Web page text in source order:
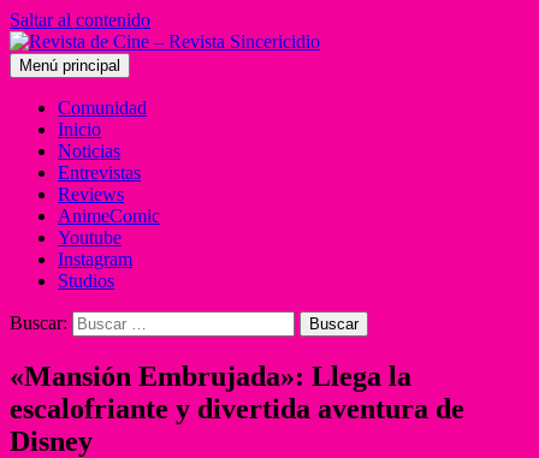
Saltar al contenido
Menú principal
Comunidad
Inicio
Noticias
Entrevistas
Reviews
AnimeComic
Youtube
Instagram
Studios
Buscar:
«Mansión Embrujada»: Llega la
escalofriante y divertida aventura de
Disney